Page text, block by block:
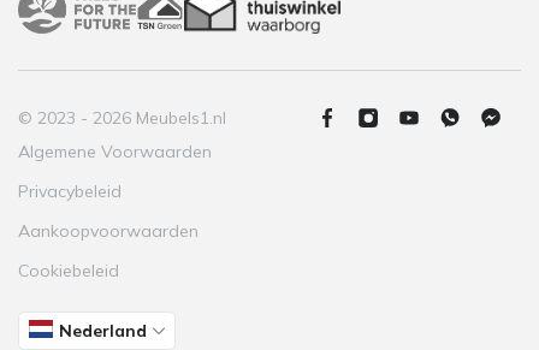
Nederland
© 2023 - 2026 Meubels1.nl
Algemene Voorwaarden
Privacybeleid
Aankoopvoorwaarden
Cookiebeleid